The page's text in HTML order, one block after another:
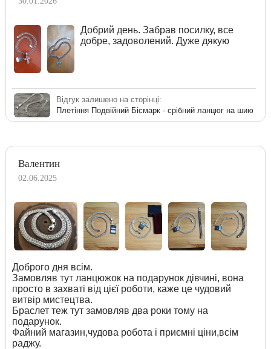
Добрий день. Забрав посилку, все
добре, задоволений. Дуже дякую
Відгук залишено на сторінці:
Плетіння Подвійний Бісмарк - срібний ланцюг на шию
Валентин
02.06.2025
Доброго дня всім.
Замовляв тут ланцюжок на подарунок дівчині, вона
просто в захваті від цієї роботи, каже це чудовий
витвір мистецтва.
Браслет теж тут замовляв два роки тому на
подарунок.
Файний магазин,чудова робота і приємні ціни,всім
раджу.